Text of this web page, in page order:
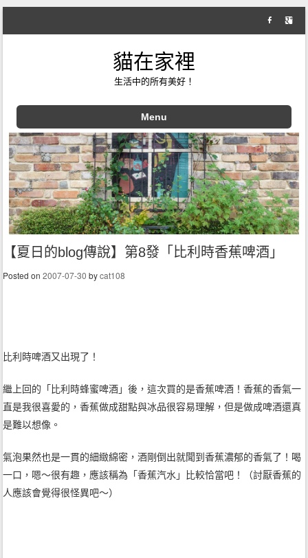
貓在家裡
生活中的所有美好！
Menu
Skip to content
【夏日的blog傳說】第8發「比利時香蕉啤酒」
Posted on2007-07-30 bycat108
比利時啤酒又出現了！
繼上回的「比利時蜂蜜啤酒」後，這次買的是香蕉啤酒！香蕉的香氣一
直是我很喜愛的，香蕉做成甜點與冰品很容易理解，但是做成啤酒還真
是難以想像。
氣泡果然也是一貫的細緻綿密，酒剛倒出就聞到香蕉濃郁的香氣了！喝
一口，嗯～很有趣，應該稱為「香蕉汽水」比較恰當吧！（討厭香蕉的
人應該會覺得很怪異吧～）